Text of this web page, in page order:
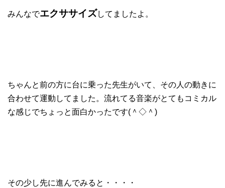
みんなでエクササイズしてましたよ。
ちゃんと前の方に台に乗った先生がいて、その人の動きに
合わせて運動してました。流れてる音楽がとてもコミカル
な感じでちょっと面白かったです(＾◇＾)
その少し先に進んでみると・・・・